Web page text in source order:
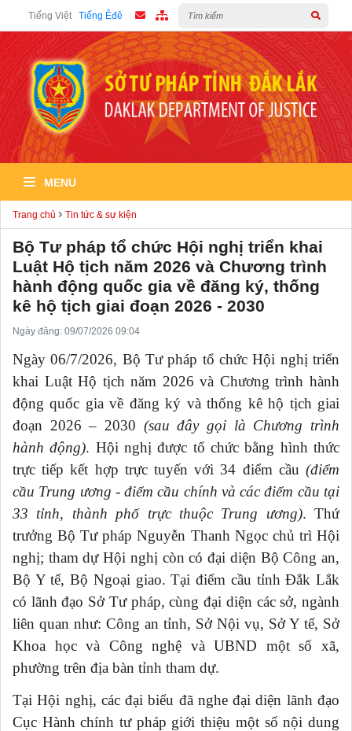
Tiếng Việt Tiếng Êđê
MENU
Trang chủ Tin tức & sự kiện
Bộ Tư pháp tổ chức Hội nghị triển khai
Luật Hộ tịch năm 2026 và Chương trình
hành động quốc gia về đăng ký, thống
kê hộ tịch giai đoạn 2026 - 2030
Ngày đăng: 09/07/2026 09:04
Ngày 06/7/2026, Bộ Tư pháp tổ chức Hội nghị triển
khai Luật Hộ tịch năm 2026 và Chương trình hành
động quốc gia về đăng ký và thống kê hộ tịch giai
đoạn 2026 – 2030 (sau đây gọi là Chương trình
hành động). Hội nghị được tổ chức bằng hình thức
trực tiếp kết hợp trực tuyến với 34 điểm cầu (điểm
cầu Trung ương - điểm cầu chính và các điểm cầu tại
33 tỉnh, thành phố trực thuộc Trung ương). Thứ
trưởng Bộ Tư pháp Nguyễn Thanh Ngọc chủ trì Hội
nghị; tham dự Hội nghị còn có đại diện Bộ Công an,
Bộ Y tế, Bộ Ngoại giao. Tại điểm cầu tỉnh Đắk Lắk
có lãnh đạo Sở Tư pháp, cùng đại diện các sở, ngành
liên quan như: Công an tỉnh, Sở Nội vụ, Sở Y tế, Sở
Khoa học và Công nghệ và UBND một số xã,
phường trên địa bàn tỉnh tham dự.
Tại Hội nghị, các đại biểu đã nghe đại diện lãnh đạo
Cục Hành chính tư pháp giới thiệu một số nội dung